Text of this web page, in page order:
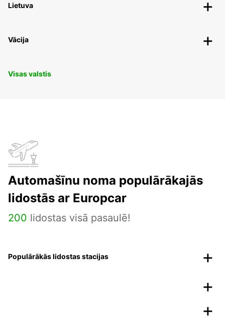
Lietuva
Vācija
Visas valstis
Automašīnu noma populārākajās
lidostās ar Europcar
200 lidostas visā pasaulē!
Populārākās lidostas stacijas